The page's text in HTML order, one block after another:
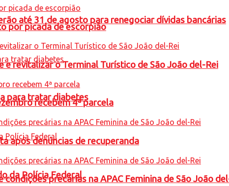
até 31 de agosto para renegociar dívidas bancárias
para tratar diabetes
da Polícia Federal
por picada de escorpião
e revitalizar o Terminal Turístico de São João del-Rei
recebem 4ª parcela
após denúncias de recuperanda
precárias na APAC Feminina de São João